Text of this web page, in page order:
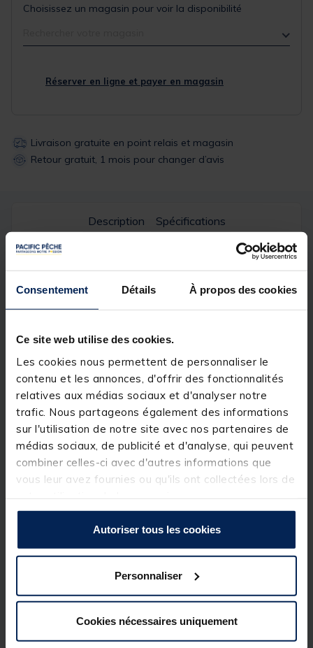
Consentement Détails À propos des cookies
Ce site web utilise des cookies.
Les cookies nous permettent de personnaliser le
contenu et les annonces, d'offrir des fonctionnalités
relatives aux médias sociaux et d'analyser notre
trafic. Nous partageons également des informations
sur l'utilisation de notre site avec nos partenaires de
médias sociaux, de publicité et d'analyse, qui peuvent
combiner celles-ci avec d'autres informations que
vous leur avez fournies ou qu'ils ont collectées lors de
Autoriser tous les cookies
Personnaliser
Cookies nécessaires uniquement
Choisissez un magasin pour voir la disponibilité
Réserver en ligne et payer en magasin
Livraison gratuite en point relais et magasin
Retour gratuit, 1 mois pour changer d’avis
Description Spécifications
Description & détails
Description
donner à vos appâts et à vos sack PVA une
hautement concentré faisant partie de la gamme
Belachan contenant des crevettes fermentées.
Détails
Pot de 270ml
Spécifications
204800-1
Marque
DYNAMITE BAITS